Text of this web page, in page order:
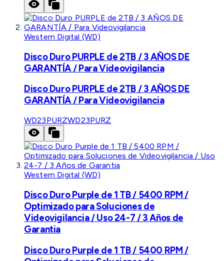
Western Digital (WD)
Disco Duro PURPLE de 2TB / 3 AÑOS DE
GARANTÍA / Para Videovigilancia
Disco Duro PURPLE de 2TB / 3 AÑOS DE
GARANTÍA / Para Videovigilancia
WD23PURZWD23PURZ
Western Digital (WD)
Disco Duro Purple de 1 TB / 5400 RPM /
Optimizado para Soluciones de
Videovigilancia / Uso 24-7 / 3 Años de
Garantia
Disco Duro Purple de 1 TB / 5400 RPM /